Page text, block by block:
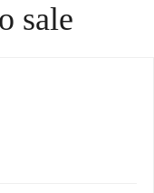
foros
sale